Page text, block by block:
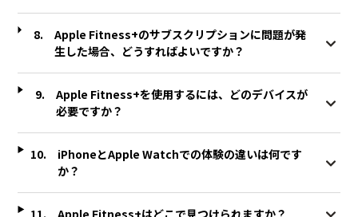
Apple Fitness+のサブスクリプションに問題が発
生した場合、どうすればよいですか？
Apple Fitness+を使用するには、どのデバイスが
必要ですか？
iPhoneとApple Watchでの体験の違いは何です
か？
Apple Fitness+はどこで見つけられますか？